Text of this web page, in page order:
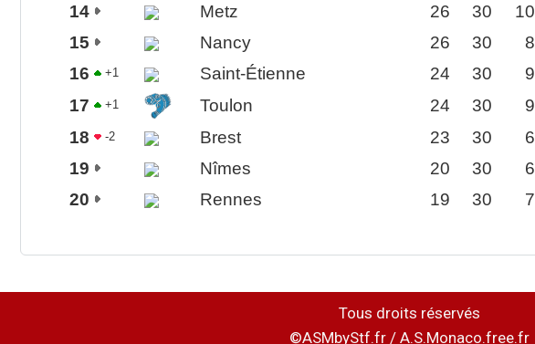
14
Metz 26 30 10
15
Nancy 26 30 8
16
+1 Saint-Étienne 24 30 9
17
+1 Toulon 24 30 9
18
-2 Brest 23 30 6
19
Nîmes 20 30 6
20
Rennes 19 30 7
Tous droits réservés
©ASMbyStf.fr / A.S.Monaco.free.fr